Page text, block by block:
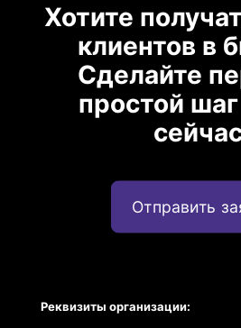
Хотите
клиентов в
Сделайте
простой
Отправить
Реквизиты организации: